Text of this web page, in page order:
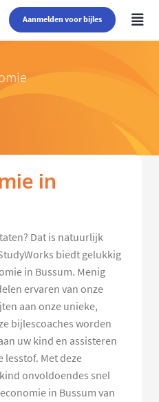
Aanmelden voor bijles
in
Dat is natuurlijk
biedt gelukkig
in Bussum. Menig
ervaren van onze
aan onze unieke,
bijlescoaches worden
uw kind en assisteren
lesstof. Met deze
onvoldoendes snel
in Bussum van